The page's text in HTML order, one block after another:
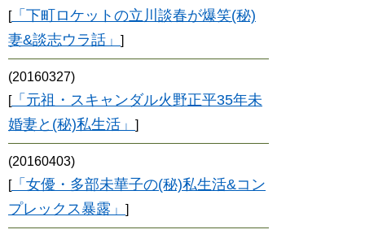
[「下町ロケットの立川談春が爆笑(秘)
妻&談志ウラ話」 ]
(20160327)
[「元祖・スキャンダル火野正平35年未
婚妻と(秘)私生活」 ]
(20160403)
[「女優・多部未華子の(秘)私生活&コン
プレックス暴露」 ]